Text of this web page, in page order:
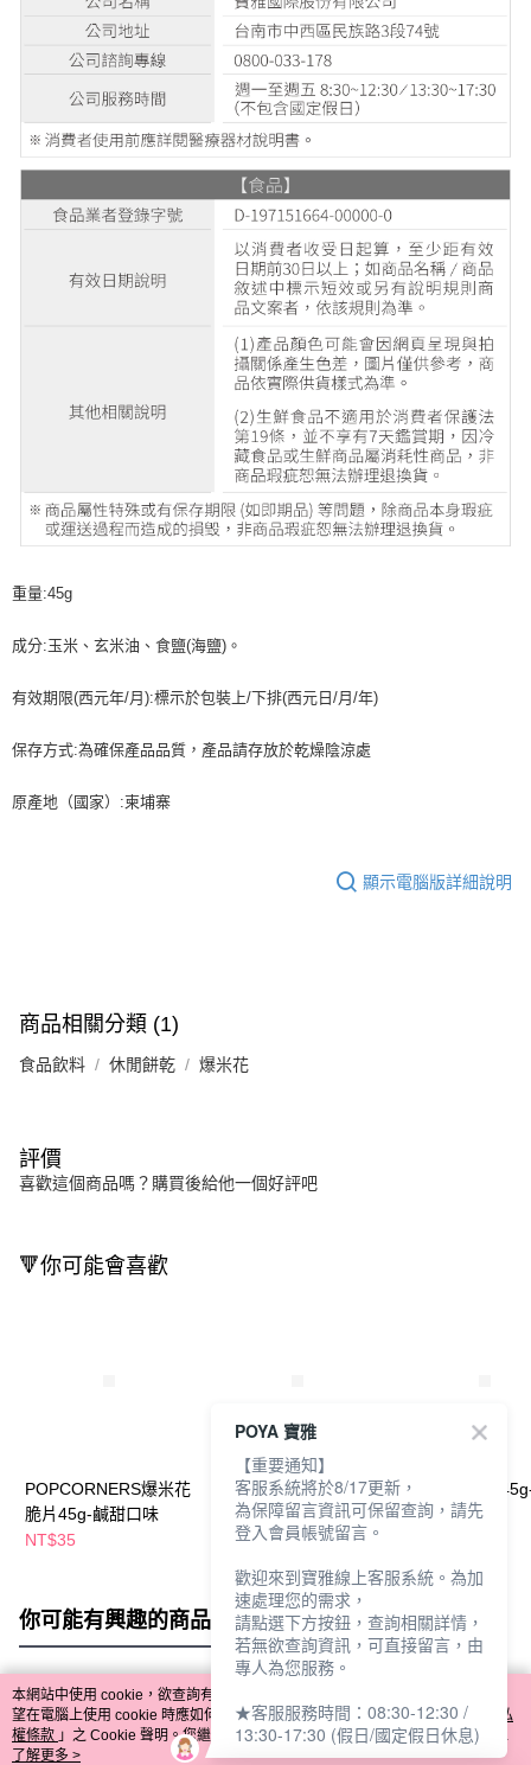
重量:45g
成分:玉米、玄米油、食鹽(海鹽)。
有效期限(西元年/月):標示於包裝上/下排(西元日/月/年)
保存方式:為確保產品品質，產品請存放於乾燥陰涼處
原產地（國家）:柬埔寨
顯示電腦版詳細說明
商品相關分類 (1)
食品飲料 休閒餅乾 爆米花
評價
喜歡這個商品嗎？購買後給他一個好評吧
🔻你可能會喜歡
POPCORNERS爆米花
脆片45g-鹹甜口味
NT$35
OhonosJumbo浪切洋
芋片90g-海鹽口味
NT$115
卡滋芋頭脆片
風味
你可能有興趣的商品 全站排行
熱門標籤
本網站中使用 cookie，欲查詢有關本網站使用 cookie 方式之詳情，及若您不希
望在電腦上使用 cookie 時應如何變更電腦的 cookie 設定，請參閱本網站「
隱私
權條款 」之 Cookie 聲明。您繼續使用本網站即表示您同意本公司得按本網站使
用條款之 Cookie 聲明使用 cookie。
了解更多 >
POYA 寶雅
【重要通知】
客服系統將於8/17更新，
為保障留言資訊可保留查詢，請先
登入會員帳號留言。
歡迎來到寶雅線上客服系統。為加
速處理您的需求，
請點選下方按鈕，查詢相關詳情，
若無欲查詢資訊，可直接留言，由
專人為您服務。
★客服服務時間：08:30-12:30 /
13:30-17:30 (假日/國定假日休息)